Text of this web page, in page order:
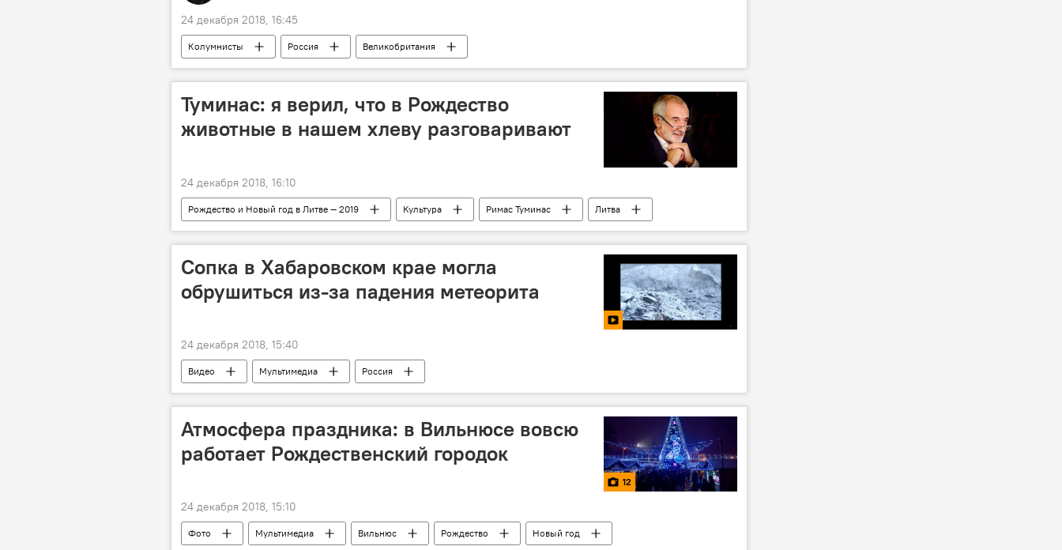
24 декабря 2018, 16:45
Колумнисты Россия Великобритания
Туминас: я верил, что в Рождество
животные в нашем хлеву разговаривают
24 декабря 2018, 16:10
Рождество и Новый год в Литве — 2019 Культура Римас Туминас
Литва
Новый год
Рождество
Сопка в Хабаровском крае могла
обрушиться из-за падения метеорита
24 декабря 2018, 15:40
Видео Мультимедиа Россия
Атмосфера праздника: в Вильнюсе вовсю
работает Рождественский городок
12
24 декабря 2018, 15:10
Фото Мультимедиа Вильнюс Рождество
Новый год